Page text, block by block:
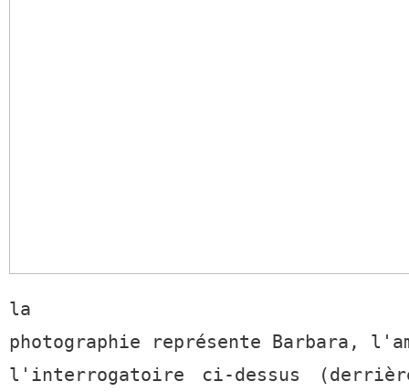
la
photographie représente Barbara,
l'interrogatoire ci-dessus